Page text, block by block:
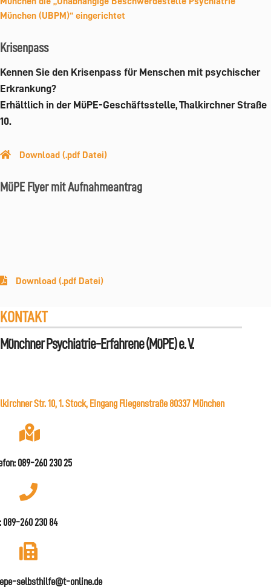
München (UBPM)“ eingerichtet
Krisenpass
Kennen Sie den Krisenpass für Menschen mit psychischer
Erkrankung?
Erhältlich in der MüPE-Geschäftsstelle, Thalkirchner Straße
10.
Download (.pdf Datei)
MüPE Flyer mit Aufnahmeantrag
Download (.pdf Datei)
KONTAKT
Münchner Psychiatrie-Erfahrene (MüPE) e. V.
Str. 10, 1. Stock, Eingang Fliegenstraße 80337 München
089-260 230 25
089-260 230 84
selbsthilfe@t-online.de